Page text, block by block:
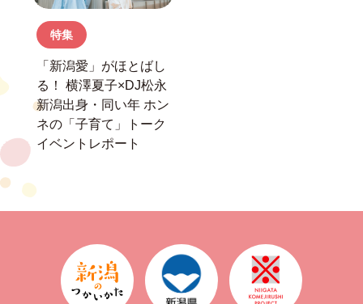
特集
「新潟愛」がほとばし
る！ 横澤夏子×DJ松永
新潟出身・同い年 ホン
ネの「子育て」トーク
イベントレポート